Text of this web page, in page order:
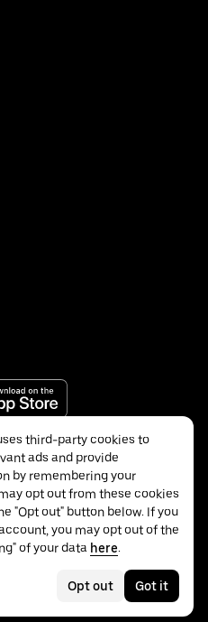
third-party cookies to
ads and provide
by remembering your
opt out from these cookies
"Opt out" button below. If you
you may opt out of the
of your data here.
Opt out Got it